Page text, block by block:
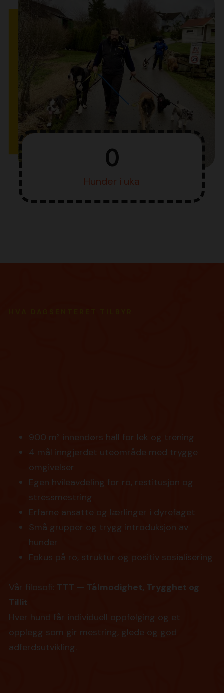
Hunder i uka
0
900 m² innendørs hall for lek og trening
4 mål inngjerdet uteområde med trygge
omgivelser
Egen hvileavdeling for ro, restitusjon og
stressmestring
Erfarne ansatte og lærlinger i dyrefaget
Små grupper og trygg introduksjon av
hunder
Fokus på ro, struktur og positiv sosialisering
Vår filosofi: TTT — Tålmodighet, Trygghet og
Tillit
Hver hund får individuell oppfølging og et
opplegg som gir mestring, glede og god
adferdsutvikling.